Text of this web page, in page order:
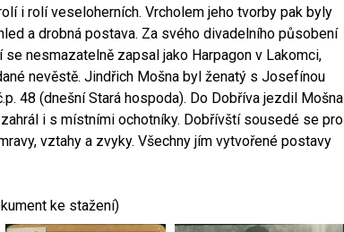
i rolí veseloherních. Vrcholem jeho tvorby pak byly
a drobná postava. Za svého divadelního působení
nesmazatelně zapsal jako Harpagon v Lakomci,
nevěstě. Jindřich Mošna byl ženatý s Josefínou
48 (dnešní Stará hospoda). Do Dobříva jezdil Mošna
i s místními ochotníky. Dobřívští sousedé se pro
vztahy a zvyky. Všechny jím vytvořené postavy
ke stažení)